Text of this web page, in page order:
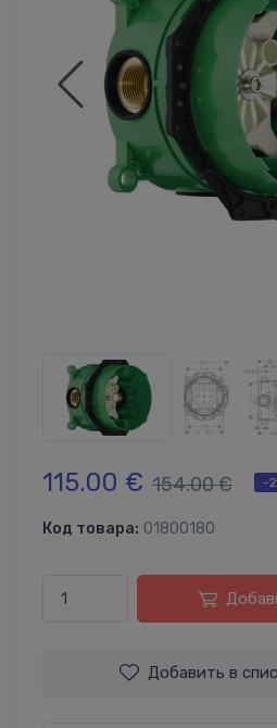
115.00 € 154.00 € -
Код товара: 01800180
Добавить в